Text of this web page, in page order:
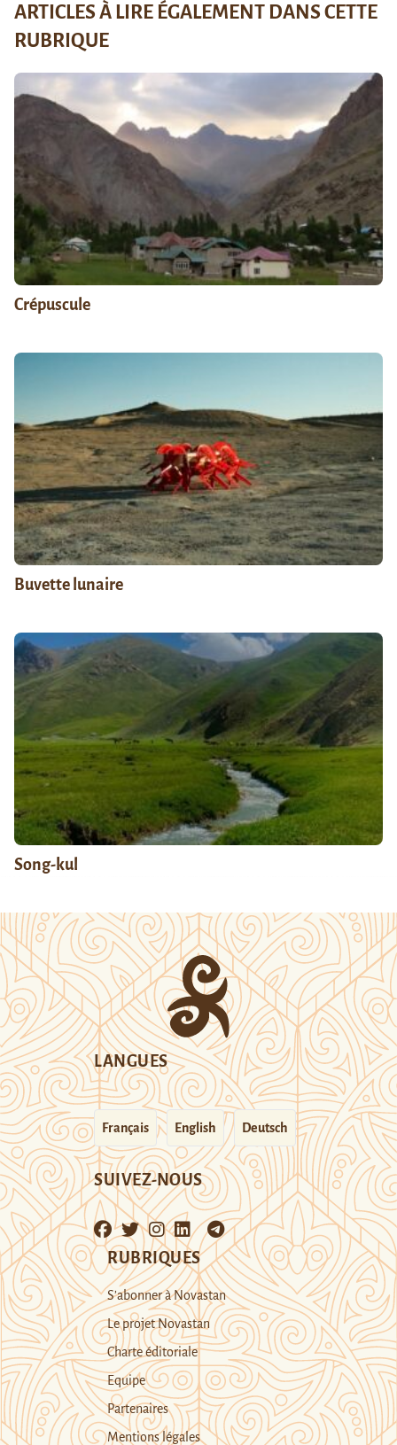
ARTICLES À LIRE ÉGALEMENT DANS CETTE
RUBRIQUE
Crépuscule
Buvette lunaire
Song-kul
LANGUES
Français English Deutsch
SUIVEZ-NOUS
RUBRIQUES
S’abonner à Novastan
Le projet Novastan
Charte éditoriale
Equipe
Partenaires
Mentions légales